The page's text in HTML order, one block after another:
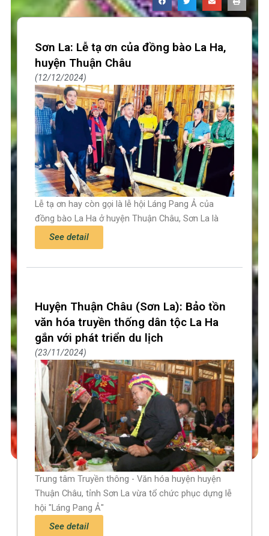
Sơn La: Lễ tạ ơn của đồng bào La Ha,
huyện Thuận Châu
12/12/2024
Lễ tạ ơn hay còn gọi là lễ hội Láng Pang Ả của
đồng bào La Ha ở huyện Thuận Châu, Sơn La là
See detail
Huyện Thuận Châu (Sơn La): Bảo tồn
văn hóa truyền thống dân tộc La Ha
gắn với phát triển du lịch
23/11/2024
Trung tâm Truyền thông - Văn hóa huyện huyện
Thuận Châu, tỉnh Sơn La vừa tổ chức phục dựng lễ
hội "Láng Pang Ả"
See detail